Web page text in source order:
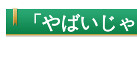
「やばいじ